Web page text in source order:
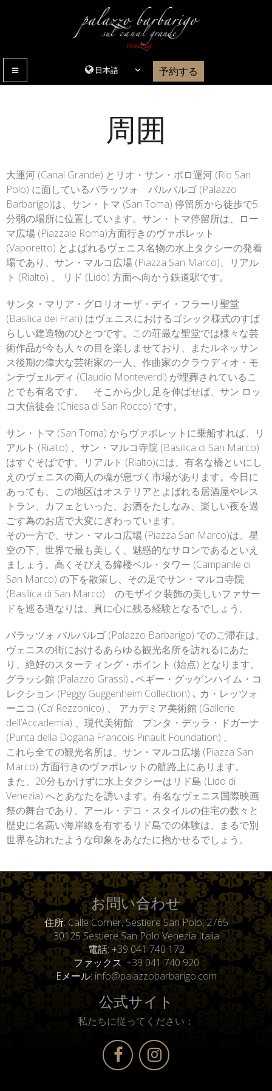
予約する
周囲
大運河 (Canal Grande) とリオ・サン・ポロ運河 (Rio San
Polo) に面しているパラッツォ バルバルゴ (Palazzo
Barbarigo)は、サン・トマ (San Toma) 停留所から徒歩で5
分弱の場所に位置しています。サン・トマ停留所は、ロー
マ広場 (Piazzale Roma)方面行きのヴァポレット
(Vaporetto) とよばれるヴェニス名物の水上タクシーの発着
場であり、サン・マルコ広場 (Piazza San Marco)、リアル
ト (Rialto) 、 リド (Lido) 方面へ向かう鉄道駅です。
サンタ・マリア・グロリオーザ・デイ・フラーリ聖堂
(Basilica dei Frari) はヴェニスにおけるゴシック様式のすば
らしい建造物のひとつです。この荘厳な聖堂では様々な芸
術作品が今も人々の目を楽しませており、またルネッサン
ス後期の偉大な芸術家の一人、作曲家のクラウディオ・モ
ンテヴェルディ (Claudio Monteverdi) が埋葬されているこ
とでも有名です。 そこから少し足を伸ばせば、サン ロッ
コ大信徒会 (Chiesa di San Rocco) です。
サン・トマ (San Toma) からヴァポレットに乗船すれば、リ
アルト (Rialto) 、サン・マルコ寺院 (Basilica di San Marco)
はすぐそばです。リアルト (Rialto)には、有名な橋といにし
えのヴェニスの商人の魂が息づく市場があります。今日に
あっても、この地区はオステリアとよばれる居酒屋やレス
トラン、カフェといった、お酒をたしなみ、楽しい夜を過
ごす為のお店で大変にぎわっています。
その一方で、サン・マルコ広場 (Piazza San Marco)は、星
空の下、世界で最も美しく、魅惑的なサロンであるといえ
ましょう。高くそびえる鐘楼ベル・タワー (Campanile di
San Marco) の下を散策し、その足でサン・マルコ寺院
(Basilica di San Marco) のモザイク装飾の美しいファサー
ドを巡る道なりは、真に心に残る経験となるでしょう。
パラッツォ バルバルゴ (Palazzo Barbarigo) でのご滞在は、
ヴェニスの街におけるあらゆる観光名所を訪れるにあた
り、絶好のスターティング・ポイント (始点) となります。
グラッシ館 (Palazzo Grassi) ､ペギー・グッゲンハイム・コ
レクション (Peggy Guggenheim Collection) ､ カ・レッツォ
ーニコ (Ca’ Rezzonico) 、 アカデミア美術館 (Gallerie
dell’Accademia) 、現代美術館 プンタ・デッラ・ドガーナ
(Punta della Dogana Francois Pinault Foundation) 。
これら全ての観光名所は、サン・マルコ広場 (Piazza San
Marco) 方面行きのヴァポレットの航路上にあります。
また、20分もかけずに水上タクシーはリド島 (Lido di
Venezia) へとあなたを誘います。有名なヴェニス国際映画
祭の舞台であり、アール・デコ・スタイルの住宅の数々と
歴史に名高い海岸線を有するリド島での体験は、まるで別
世界を訪れたような印象をあなたに抱かせるでしょう。
お問い合わせ
住所 Calle Corner, Sestiere San Polo, 2765
30125 Sestiere San Polo Venezia Italia
電話 +39 041 740 172
ファックス +39 041 740 920
Eメール info@palazzobarbarigo.com
公式サイト
私たちに従ってください：